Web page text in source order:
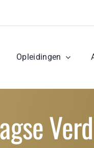
Opleidingen